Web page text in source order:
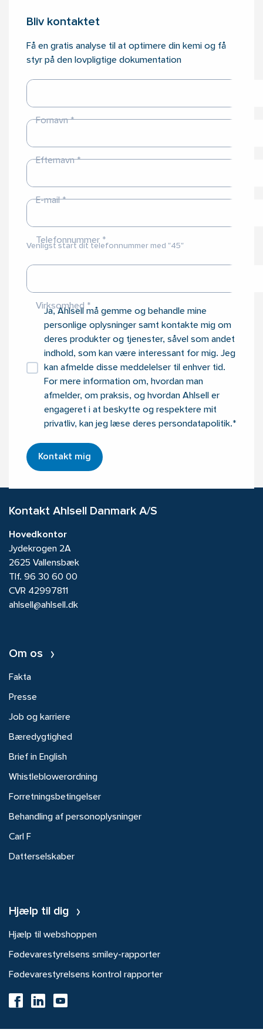
Bliv kontaktet
Få en gratis analyse til at optimere din kemi og få
styr på den lovpligtige dokumentation
Fornavn
Efternavn
E-mail
Telefonnummer
Venligst start dit telefonnummer med "45"
Virksomhed
Ja, Ahlsell må gemme og behandle mine
personlige oplysninger samt kontakte mig om
deres produkter og tjenester, såvel som andet
indhold, som kan være interessant for mig. Jeg
kan afmelde disse meddelelser til enhver tid.
For mere information om, hvordan man
afmelder, om praksis, og hvordan Ahlsell er
engageret i at beskytte og respektere mit
privatliv, kan jeg læse deres persondatapolitik.*
Kontakt Ahlsell Danmark A/S
Hovedkontor
Jydekrogen 2A
2625 Vallensbæk
Tlf. 96 30 60 00
CVR 42997811
ahlsell@ahlsell.dk
Om os
Fakta
Presse
Job og karriere
Bæredygtighed
Brief in English
Whistleblowerordning
Forretningsbetingelser
Behandling af personoplysninger
Carl F
Datterselskaber
Hjælp til dig
Hjælp til webshoppen
Fødevarestyrelsens smiley-rapporter
Fødevarestyrelsens kontrol rapporter